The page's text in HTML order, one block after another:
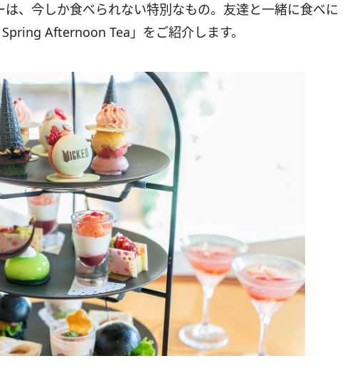
、今しか食べられない特別なもの。友達と一緒に食べに
Afternoon Tea」をご紹介します。